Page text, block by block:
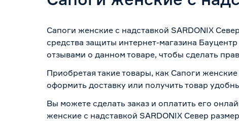
Сапоги женские с надставкой SARDONIX
средства защиты интернет-магазина
отзывами о данном товаре, чтобы сделать
Приобретая такие товары, как Сапоги
оформить доставку или получить товар
Вы можете сделать заказ и оплатить его
женские с надставкой SARDONIX Север